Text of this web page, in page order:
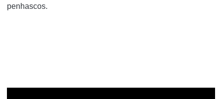
penhascos.